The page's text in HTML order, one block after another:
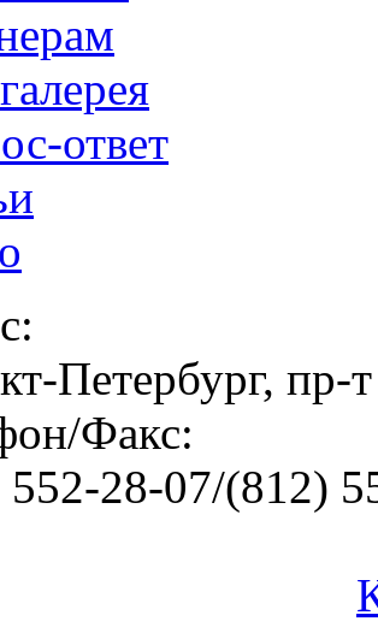
ответ
Петербург, пр-
Факс:
552-28-07/(812)